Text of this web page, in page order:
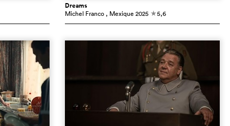
Dreams
Michel Franco , Mexique 2025 c5,6